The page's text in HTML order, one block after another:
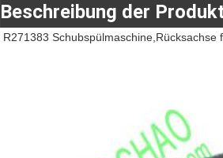
Beschreibung der
R271383